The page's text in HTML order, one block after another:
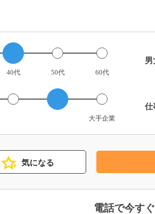
40代 50代 60代
男
大手企業
仕
気になる
電話で今す